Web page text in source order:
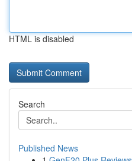
HTML is disabled
Search
Published News